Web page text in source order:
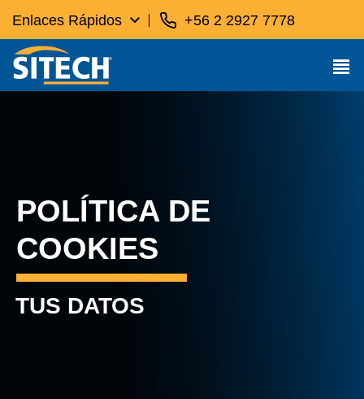
Enlaces Rápidos +56 2 2927 7778
POLÍTICA DE
COOKIES
TUS DATOS